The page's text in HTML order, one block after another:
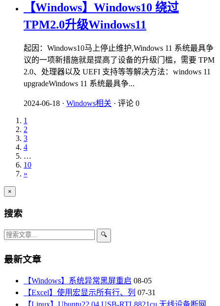
【Windows】Windows10 绕过
TPM2.0升级Windows11
起因：Windows10马上停止维护,Windows 11 系统最具争
议的一项新措施就是提高了设备的升级门槛，需要 TPM
2.0、处理器以及 UEFI 支持等等解决方法：windows 11
upgradeWindows 11 系统最具争...
2024-06-18 · Windows相关 · 评论 0
1
2
3
4
…
10
»
×
搜索
🔍
最新文章
【Windows】系统异常黑屏重启 08-05
【Excel】使用宏显示所有行、列 07-31